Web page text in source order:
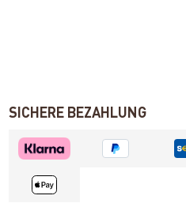
SICHERE BEZAHLUNG